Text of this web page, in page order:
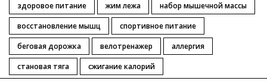
здоровое питание
жим лежа
набор мышечной массы
восстановление мышц
спортивное питание
беговая дорожка
велотренажер
аллергия
становая тяга
сжигание калорий